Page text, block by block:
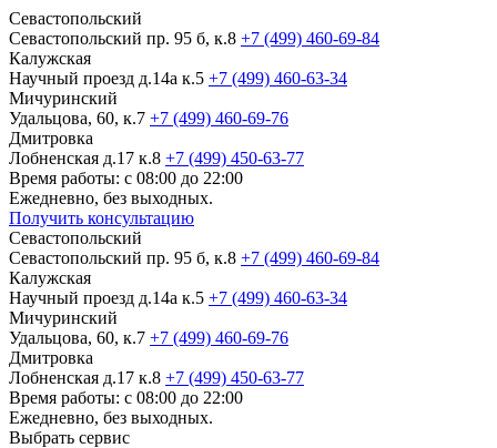
Севастопольский
Севастопольский пр. 95 б, к.8 +7 (499) 460-69-84
Калужская
Научный проезд д.14а к.5 +7 (499) 460-63-34
Мичуринский
Удальцова, 60, к.7 +7 (499) 460-69-76
Дмитровка
Лобненская д.17 к.8 +7 (499) 450-63-77
Время работы: с 08:00 до 22:00
Ежедневно, без выходных.
Получить консультацию
Севастопольский
Севастопольский пр. 95 б, к.8 +7 (499) 460-69-84
Калужская
Научный проезд д.14а к.5 +7 (499) 460-63-34
Мичуринский
Удальцова, 60, к.7 +7 (499) 460-69-76
Дмитровка
Лобненская д.17 к.8 +7 (499) 450-63-77
Время работы: с 08:00 до 22:00
Ежедневно, без выходных.
Выбрать сервис